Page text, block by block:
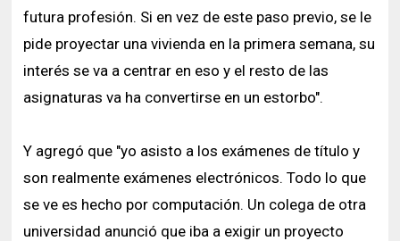
futura profesión. Si en vez de este paso previo, se le
pide proyectar una vivienda en la primera semana, su
interés se va a centrar en eso y el resto de las
asignaturas va ha convertirse en un estorbo".
Y agregó que "yo asisto a los exámenes de título y
son realmente exámenes electrónicos. Todo lo que
se ve es hecho por computación. Un colega de otra
universidad anunció que iba a exigir un proyecto